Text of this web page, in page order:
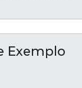
Exemplo